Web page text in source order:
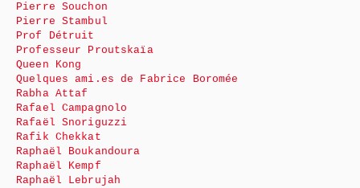
Pierre Souchon
Pierre Stambul
Prof Détruit
Professeur Proutskaïa
Queen Kong
Quelques ami.es de Fabrice Boromée
Rabha Attaf
Rafael Campagnolo
Rafaël Snoriguzzi
Rafik Chekkat
Raphaël Boukandoura
Raphaël Kempf
Raphaël Lebrujah